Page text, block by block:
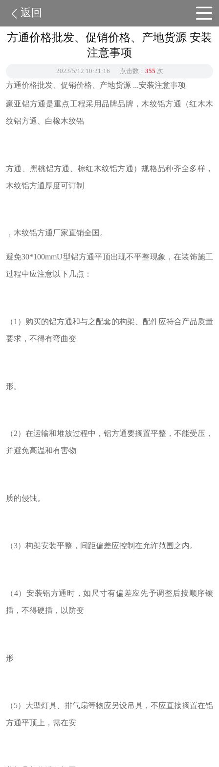
返回
方通价格批发、促销价格、产地货源 安装
注意事项
2023/5/12 10:21:16 点击数： 355 次
方通价格批发、促销价格、产地货源 ...安装注意事项
豪亚铝方通是重点工程采用品牌品牌，木纹铝方通（红木木
纹铝方通、白橡木纹铝
方通、黑桃铝方通、棕红木纹铝方通）规格品种齐全多样，
木纹铝方通厚度可订制
，木纹铝方通厂家直销全国。
避免30*100mmU型铝方通平顶出现不平整现象，在装饰施工
过程中应注意以下几点：
（1）购买的铝方通和与之配套的构架、配件应符合产品质量
要求，不得有弯曲变
形。
（2）在运输和堆放过程中，铝方通要搁置平整，不能受压，
并避免高温和有害物
质的侵蚀。
（3）构架安装平整，间距偏差应控制在允许范围之内。
（4）安装铝方通时，如尺寸有偏差应先予调整后按顺序镶
插，不得硬插，以防变
形
（5）大型灯具、排气扇等物应另设吊具，不应直接搁置在铝
方通平顶上，需在安